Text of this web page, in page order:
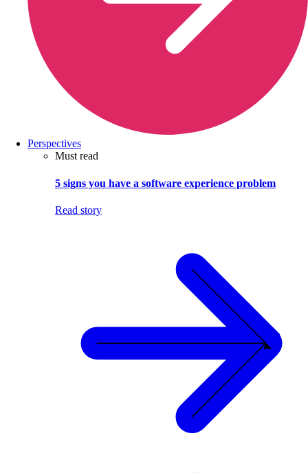
Perspectives
Must read
5 signs you have a software experience problem
Read story